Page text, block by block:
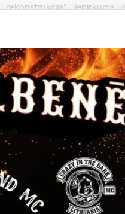
iepirkuma
ielā 2, Gulbenē, LV-
identifikācijas Nr. GND-